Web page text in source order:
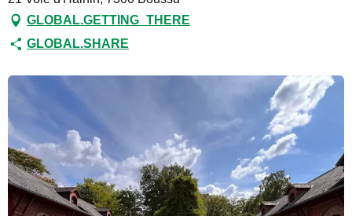
GLOBAL.GETTING_THERE
GLOBAL.SHARE